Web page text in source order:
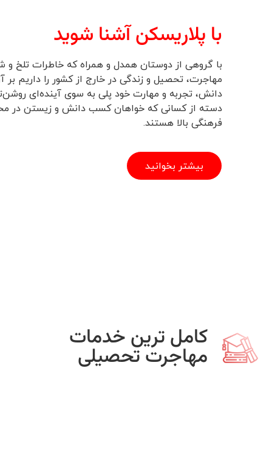
با پلاریسکن آشنا شوید
با گروهی از دوستان همدل و همراه که خاطرات تلخ و
مهاجرت، تحصیل و زندگی در خارج از کشور را داریم بر
دانش، تجربه و مهارت خود پلی به سوی آینده‌ای
دسته از کسانی که خواهان کسب دانش و زیستن در
فرهنگی بالا هستند.
بیشتر بخوانید
کامل ترین خدمات
مهاجرت تحصیلی